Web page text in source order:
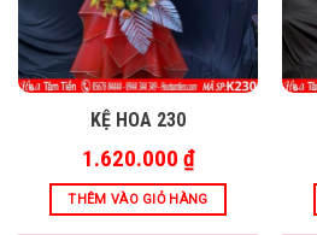
KỆ HOA 230
1.620.000 ₫
THÊM VÀO GIỎ HÀNG